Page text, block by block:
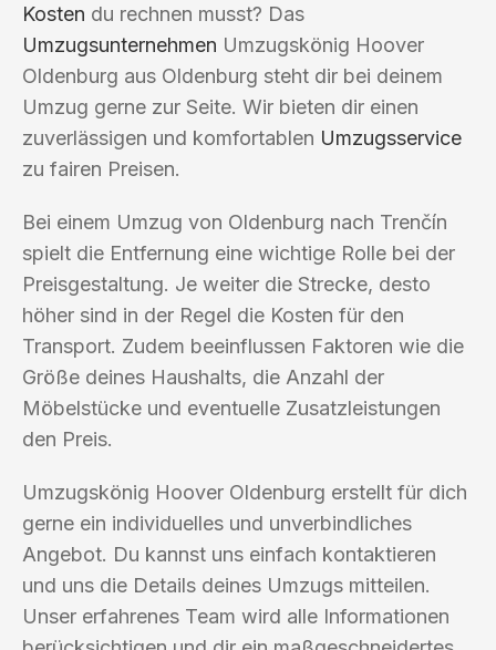
Kosten du rechnen musst? Das
Umzugsunternehmen Umzugskönig Hoover
Oldenburg aus Oldenburg steht dir bei deinem
Umzug gerne zur Seite. Wir bieten dir einen
zuverlässigen und komfortablen Umzugsservice
zu fairen Preisen.
Bei einem Umzug von Oldenburg nach Trenčín
spielt die Entfernung eine wichtige Rolle bei der
Preisgestaltung. Je weiter die Strecke, desto
höher sind in der Regel die Kosten für den
Transport. Zudem beeinflussen Faktoren wie die
Größe deines Haushalts, die Anzahl der
Möbelstücke und eventuelle Zusatzleistungen
den Preis.
Umzugskönig Hoover Oldenburg erstellt für dich
gerne ein individuelles und unverbindliches
Angebot. Du kannst uns einfach kontaktieren
und uns die Details deines Umzugs mitteilen.
Unser erfahrenes Team wird alle Informationen